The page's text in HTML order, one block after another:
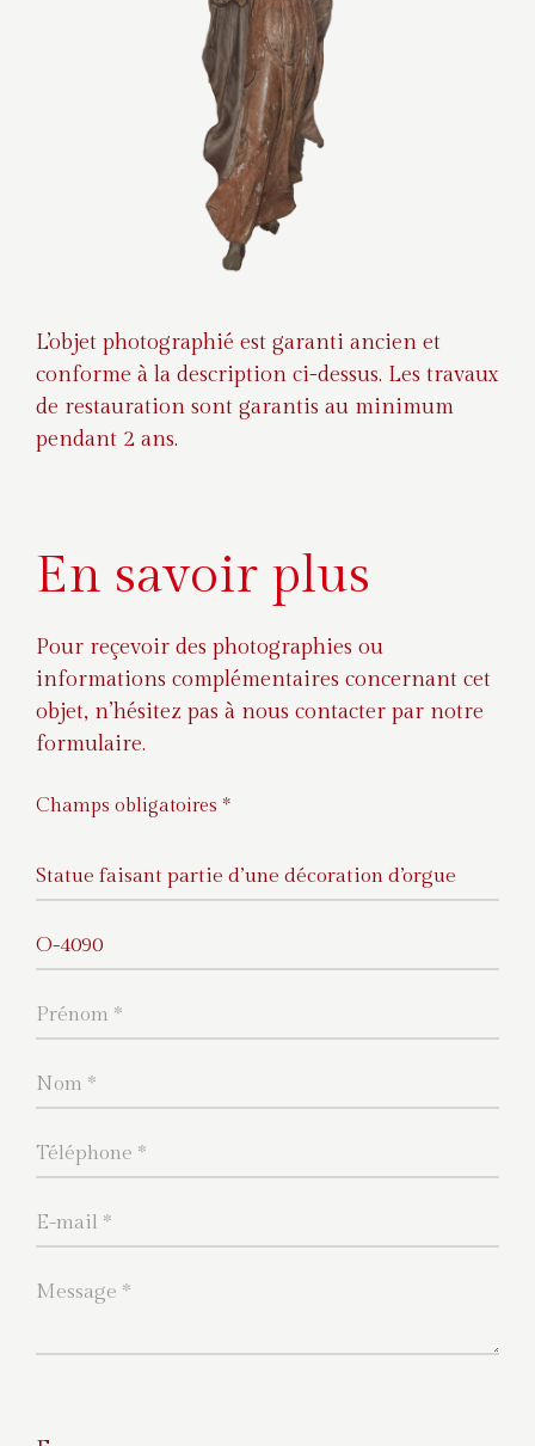
L’objet photographié est garanti ancien et
conforme à la description ci-dessus. Les travaux
de restauration sont garantis au minimum
pendant 2 ans.
En savoir plus
Pour reçevoir des photographies ou
informations complémentaires concernant cet
objet, n’hésitez pas à nous contacter par notre
formulaire.
Champs obligatoires *